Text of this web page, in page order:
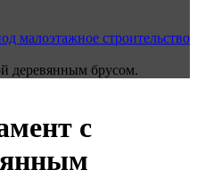
малоэтажное строительство
деревянным брусом.
с